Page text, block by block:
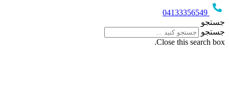
04133356549
جستجو
جستجو
Close this search box.